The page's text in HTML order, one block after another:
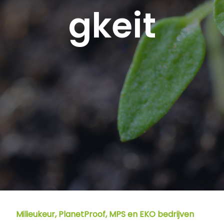
gkeit
Milieukeur, PlanetProof, MPS en EKO bedrijven